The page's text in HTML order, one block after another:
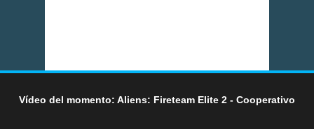
Vídeo del momento: Aliens: Fireteam Elite 2 - Cooperativo